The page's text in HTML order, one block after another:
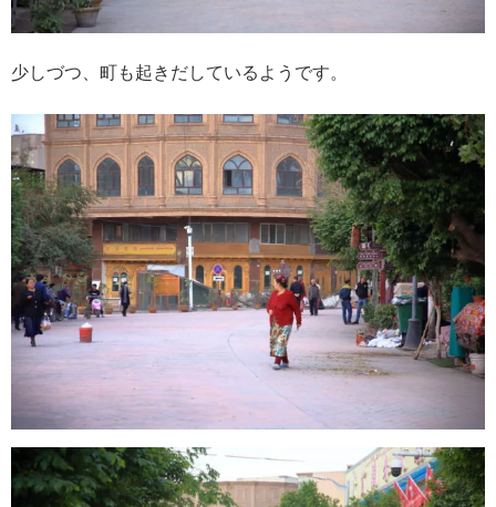
少しづつ、町も起きだしているようです。